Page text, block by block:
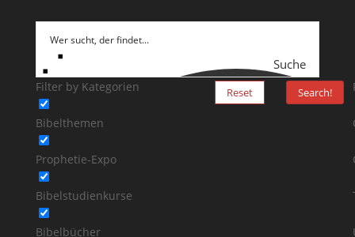
Suche
Filter by Kategorien
Bibelthemen
Prophetie-Expo
Bibelstudienkurse
Bibelbücher
Reset Search!